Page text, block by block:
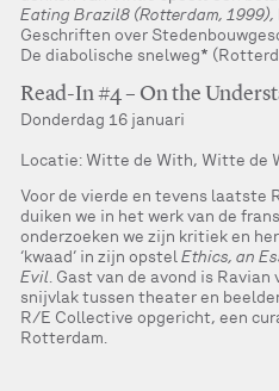
Eating Brazil8 (Rotterdam, 1999),
Geschriften over
De diabolische snelweg*
Read-In #4 – On the
Donderdag 16 januari
Locatie: Witte de With, Witte de
Voor de vierde en tevens laatste
duiken we in het werk van de
onderzoeken we zijn kritiek en
‘kwaad’ in zijn opstelEthics, an
Evil. Gast van de avond is
snijvlak tussen theater en
R/E Collective opgericht, een
Rotterdam.